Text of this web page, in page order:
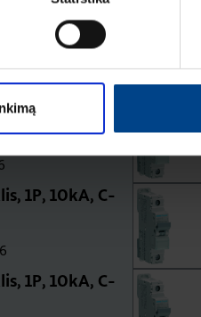
3P, 15kA, C-
1P, 25kA, B-
1P, 10kA, C-
1P, 10kA, C-